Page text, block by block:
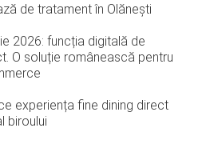
de tratament în Olănești
2026: funcția digitală de
O soluție românească pentru
experiența fine dining direct
biroului